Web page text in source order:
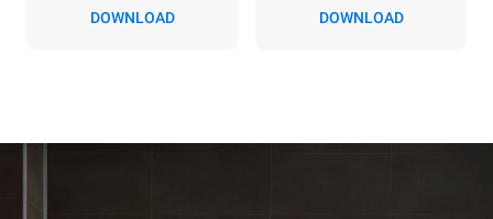
door de oven worden
DOWNLOAD DOWNLOAD